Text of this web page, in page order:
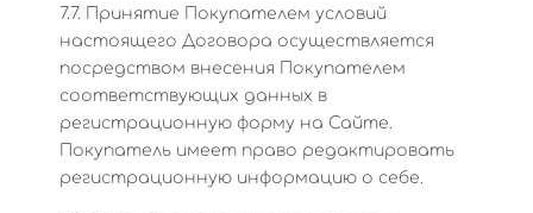
7.7. Принятие Покупателем условий
настоящего Договора осуществляется
посредством внесения Покупателем
соответствующих данных в
регистрационную форму на Сайте.
Покупатель имеет право редактировать
регистрационную информацию о себе.